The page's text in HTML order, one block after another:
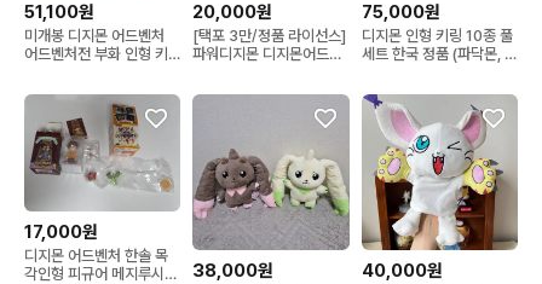
51,100원
미개봉 디지몬 어드벤처
어드벤처전 부화 인형 키
형
20,000원
[택포 3만/정품 라이선스]
파워디지몬 디지몬어드벤
75,000원
디지몬 인형 키링 10종 풀
세트 한국 정품 (파닥몬, 가
마몬, 길몬, 테리어몬, 레나
몬, 동글몬, 로프몬)
17,000원
디지몬 어드벤처 한솔 목
각인형 피규어 메지루시
38,000원 40,000원